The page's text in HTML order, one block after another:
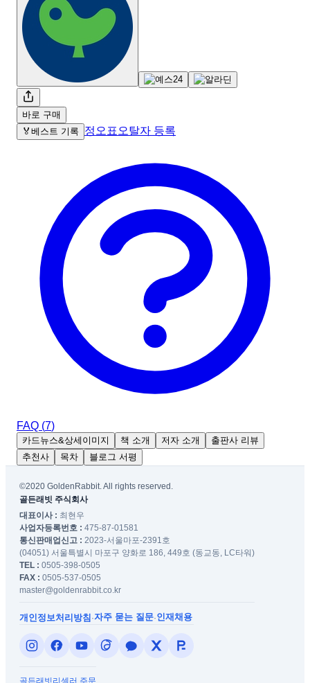
바로 구매
🏅 베스트 기록 정오표 오탈자 등록
FAQ (7)
카드뉴스&상세이미지 책 소개 저자 소개
출판사 리뷰
추천사
목차 블로그 서평
©2020 GoldenRabbit. All rights reserved.
골든래빗 주식회사
대표이사 : 최현우
사업자등록번호 : 475-87-01581
통신판매업신고 : 2023-서울마포-2391호
(04051) 서울특별시 마포구 양화로 186, 449호 (동교동, LC타워)
TEL : 0505-398-0505
FAX : 0505-537-0505
master@goldenrabbit.co.kr
개인정보처리방침 ·자주 묻는 질문·인재채용
골든래빗 리셀러 주문